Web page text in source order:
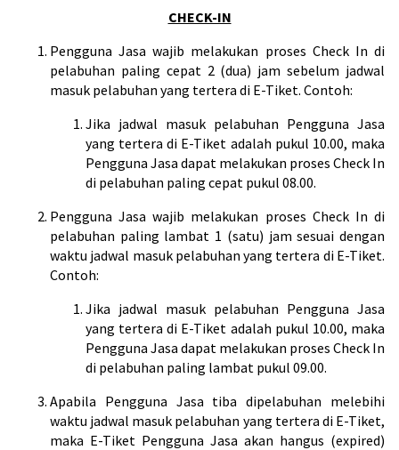
CHECK-IN
Pengguna Jasa wajib melakukan proses Check In di
pelabuhan paling cepat 2 (dua) jam sebelum jadwal
masuk pelabuhan yang tertera di E-Tiket. Contoh:
Jika jadwal masuk pelabuhan Pengguna Jasa
yang tertera di E-Tiket adalah pukul 10.00, maka
Pengguna Jasa dapat melakukan proses Check In
di pelabuhan paling cepat pukul 08.00.
Pengguna Jasa wajib melakukan proses Check In di
pelabuhan paling lambat 1 (satu) jam sesuai dengan
waktu jadwal masuk pelabuhan yang tertera di E-Tiket.
Contoh:
Jika jadwal masuk pelabuhan Pengguna Jasa
yang tertera di E-Tiket adalah pukul 10.00, maka
Pengguna Jasa dapat melakukan proses Check In
di pelabuhan paling lambat pukul 09.00.
Apabila Pengguna Jasa tiba dipelabuhan melebihi
waktu jadwal masuk pelabuhan yang tertera di E-Tiket,
maka E-Tiket Pengguna Jasa akan hangus (expired)